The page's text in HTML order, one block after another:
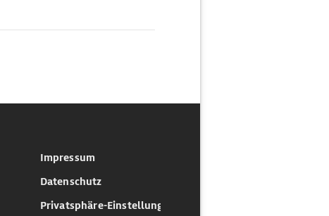
Impressum
Datenschutz
Privatsphäre-Einstellungen